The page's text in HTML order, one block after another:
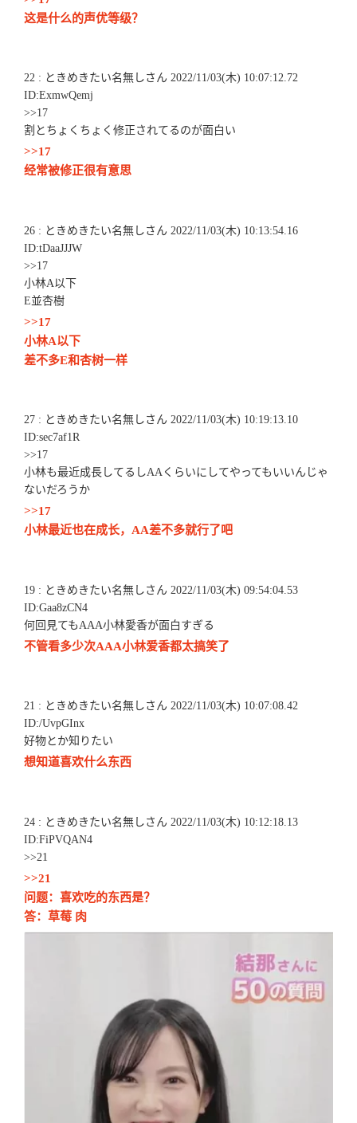
这是什么的声优等级？
22 : ときめきたい名無しさん 2022/11/03(木) 10:07:12.72
ID:ExmwQemj
>>17
割とちょくちょく修正されてるのが面白い
>>17
经常被修正很有意思
26 : ときめきたい名無しさん 2022/11/03(木) 10:13:54.16
ID:tDaaJJJW
>>17
小林A以下
E並杏樹
>>17
小林A以下
差不多E和杏树一样
27 : ときめきたい名無しさん 2022/11/03(木) 10:19:13.10
ID:sec7af1R
>>17
小林も最近成長してるしAAくらいにしてやってもいいんじゃ
ないだろうか
>>17
小林最近也在成长，AA差不多就行了吧
19 : ときめきたい名無しさん 2022/11/03(木) 09:54:04.53
ID:Gaa8zCN4
何回見てもAAA小林愛香が面白すぎる
不管看多少次AAA小林爱香都太搞笑了
21 : ときめきたい名無しさん 2022/11/03(木) 10:07:08.42
ID:/UvpGInx
好物とか知りたい
想知道喜欢什么东西
24 : ときめきたい名無しさん 2022/11/03(木) 10:12:18.13
ID:FiPVQAN4
>>21
>>21
问题：喜欢吃的东西是？
答：草莓 肉